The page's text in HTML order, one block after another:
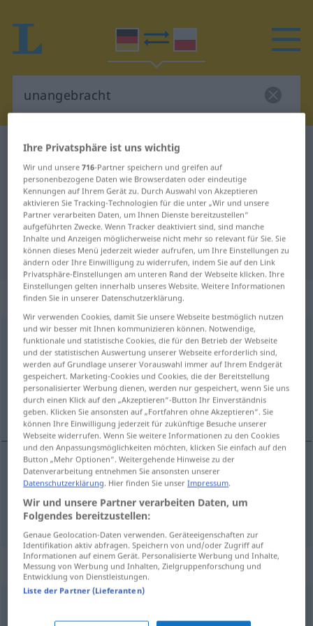
Deutsch-Polnisch Wörterbuch
Deutsch-Polnisch Übersetzung für
"unangebracht"
"unangebracht" Polnisch
Übersetzung
„unangebracht“
unangebracht
Übersicht aller Übersetzungen
(Für mehr Details die Übersetzung anklicken/antippen)
niestosowny, nie na miejscu
niestosowny unangebracht
nie namiejscu unangebracht
Synonyme für "unangebracht"
Ihre Privatsphäre ist uns wichtig
Wir und unsere716-Partner speichern und greifen auf
personenbezogene Daten wie Browserdaten oder eindeutige
Kennungen auf Ihrem Gerät zu. Durch Auswahl von Akzeptieren
aktivieren Sie Tracking-Technologien für die unter „Wir und unsere
Partner verarbeiten Daten, um Ihnen Dienste bereitzustellen“
aufgeführten Zwecke. Wenn Tracker deaktiviert sind, sind manche
Inhalte und Anzeigen möglicherweise nicht mehr so relevant für Sie. Sie
können dieses Menü jederzeit wieder aufrufen, um Ihre Einstellungen zu
ändern oder Ihre Einwilligung zu widerrufen, indem Sie auf den Link
Privatsphäre-Einstellungen am unteren Rand der Webseite klicken. Ihre
Einstellungen gelten innerhalb unseres Website. Weitere Informationen
finden Sie in unserer Datenschutzerklärung.
Wir verwenden Cookies, damit Sie unsere Webseite bestmöglich nutzen
und wir besser mit Ihnen kommunizieren können. Notwendige,
funktionale und statistische Cookies, die für den Betrieb der Webseite
und der statistischen Auswertung unserer Webseite erforderlich sind,
werden auf Grundlage unserer Vorauswahl immer auf Ihrem Endgerät
gespeichert. Marketing-Cookies und Cookies, die der Bereitstellung
personalisierter Werbung dienen, werden nur gespeichert, wenn Sie uns
durch einen Klick auf den „Akzeptieren“-Button Ihr Einverständnis
geben. Klicken Sie ansonsten auf „Fortfahren ohne Akzeptieren“. Sie
können Ihre Einwilligung jederzeit für zukünftige Besuche unserer
Webseite widerrufen. Wenn Sie weitere Informationen zu den Cookies
und den Anpassungsmöglichkeiten möchten, klicken Sie einfach auf den
Button „Mehr Optionen“. Weitergehende Hinweise zu der
Datenverarbeitung entnehmen Sie ansonsten unserer
Datenschutzerklärung. Hier finden Sie unserImpressum.
Wir und unsere Partner verarbeiten Daten, um
Folgendes bereitzustellen:
Genaue Geolocation-Daten verwenden. Geräteeigenschaften zur
Identifikation aktiv abfragen. Speichern von und/oder Zugriff auf
Informationen auf einem Gerät. Personalisierte Werbung und Inhalte,
Messung von Werbung und Inhalten, Zielgruppenforschung und
Entwicklung von Dienstleistungen.
Liste der Partner (Lieferanten)